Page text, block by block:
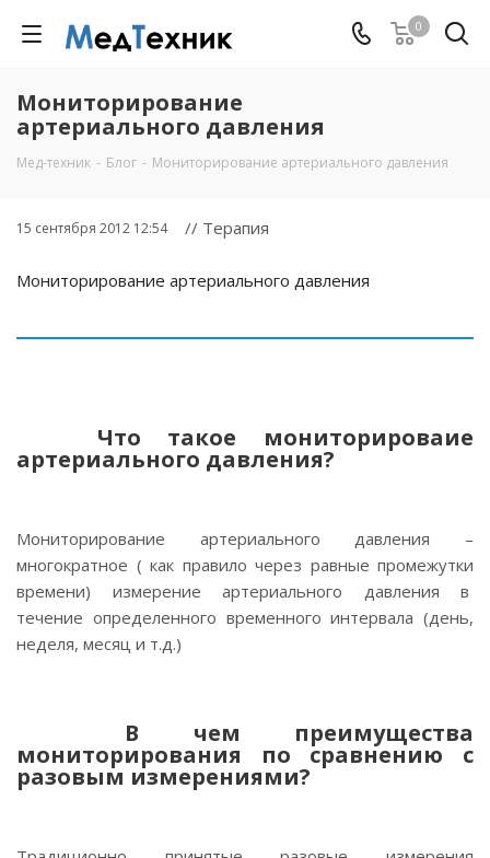
0
Мониторирование
артериального давления
Мед-техник - Блог - Мониторирование артериального давления
15 сентября 2012 12:54 // Терапия
Мониторирование артериального давления
Что такое мониторироваие
артериального давления?
Мониторирование артериального давления –
многократное ( как правило через равные промежутки
времени) измерение артериального давления в
течение определенного временного интервала (день,
неделя, месяц и т.д.)
В чем преимущества
мониторирования по сравнению с
разовым измерениями?